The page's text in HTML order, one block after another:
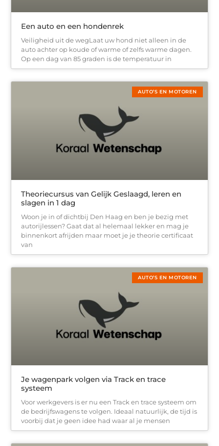
Een auto en een hondenrek
Veiligheid uit de wegLaat uw hond niet alleen in de
auto achter op koude of warme of zelfs warme dagen.
Op een dag van 85 graden is de temperatuur in
AUTO’S EN MOTOREN
Theoriecursus van Gelijk Geslaagd, leren en
slagen in 1 dag
Woon je in of dichtbij Den Haag en ben je bezig met
autorijlessen? Gaat dat al helemaal lekker en mag je
binnenkort afrijden maar moet je je theorie certificaat
van
AUTO’S EN MOTOREN
Je wagenpark volgen via Track en trace
systeem
Voor werkgevers is er nu een Track en trace systeem om
de bedrijfswagens te volgen. Ideaal natuurlijk, de tijd is
voorbij dat je geen idee had waar al je mensen